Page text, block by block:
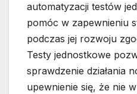
automatyzacji testów
pomóc w zapewnieniu
podczas jej rozwoju
Testy jednostkowe
sprawdzenie działania
upewnienie się, że nie